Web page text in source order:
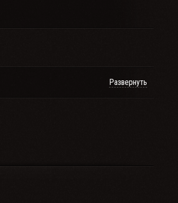
Развернуть